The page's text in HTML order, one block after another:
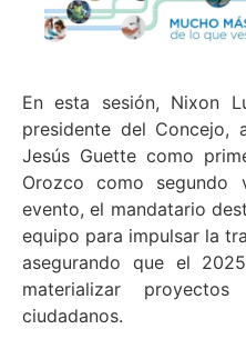
En esta sesión, Nixon
presidente del Concejo,
Jesús Guette como
Orozco como segundo
evento, el mandatario
equipo para impulsar la
asegurando que el
materializar
ciudadanos.